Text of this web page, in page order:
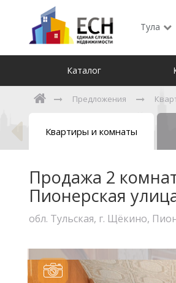
Тула
Каталог
Предложения
Квартиры и комнаты
Продажа 2
Пионерская
обл. Тульская, г. Щёкино,